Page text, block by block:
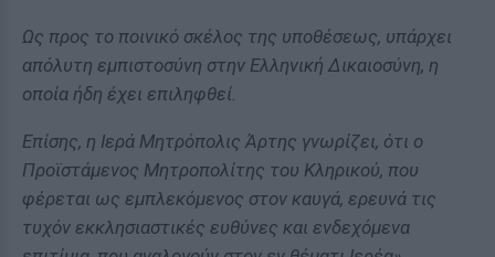
Ως προς το ποινικό σκέλος της υποθέσεως, υπάρχει
απόλυτη εμπιστοσύνη στην Ελληνική Δικαιοσύνη, η
οποία ήδη έχει επιληφθεί.
Επίσης, η Ιερά Μητρόπολις Άρτης γνωρίζει, ότι ο
Προϊστάμενος Μητροπολίτης του Κληρικού, που
φέρεται ως εμπλεκόμενος στον καυγά, ερευνά τις
τυχόν εκκλησιαστικές ευθύνες και ενδεχόμενα